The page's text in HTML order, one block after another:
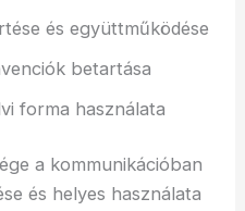
és együttműködése
betartása
forma használata
a kommunikációban
és helyes használata